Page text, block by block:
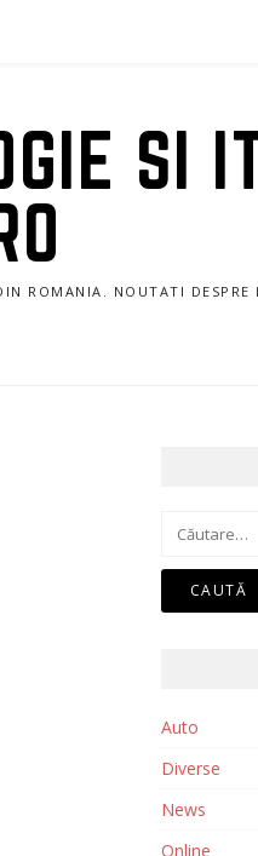
SI
ROMANIA. NOUTATI DESPRE
Caută
Auto
Diverse
News
Online